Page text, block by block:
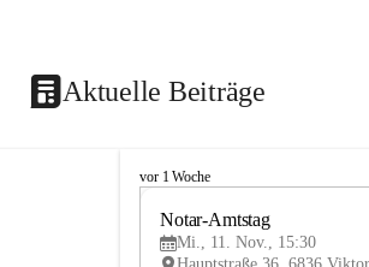
Aktuelle Beiträge
V
vor 1 Woche
Notar-Amtstag
Mi., 11. Nov., 15:30